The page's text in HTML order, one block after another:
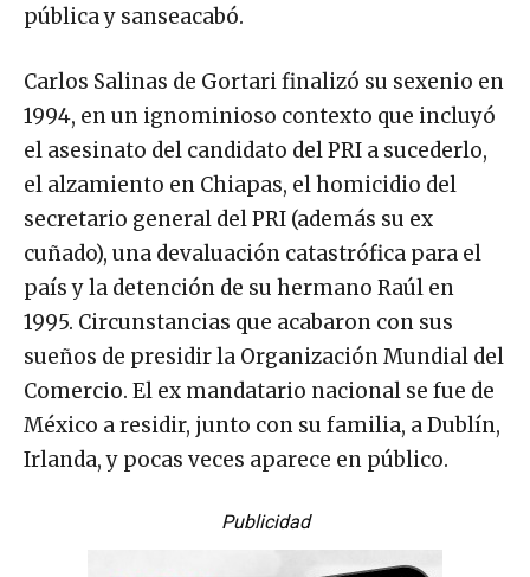
pública y sanseacabó.
Carlos Salinas de Gortari finalizó su sexenio en
1994, en un ignominioso contexto que incluyó
el asesinato del candidato del PRI a sucederlo,
el alzamiento en Chiapas, el homicidio del
secretario general del PRI (además su ex
cuñado), una devaluación catastrófica para el
país y la detención de su hermano Raúl en
1995. Circunstancias que acabaron con sus
sueños de presidir la Organización Mundial del
Comercio. El ex mandatario nacional se fue de
México a residir, junto con su familia, a Dublín,
Irlanda, y pocas veces aparece en público.
Publicidad